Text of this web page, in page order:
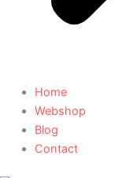
Home
Webshop
Blog
Contact